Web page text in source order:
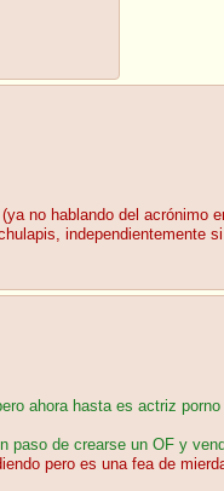
no hablando del acrónimo
independientemente
ahora hasta es actriz porno
paso de crearse un OF y
pero es una fea de